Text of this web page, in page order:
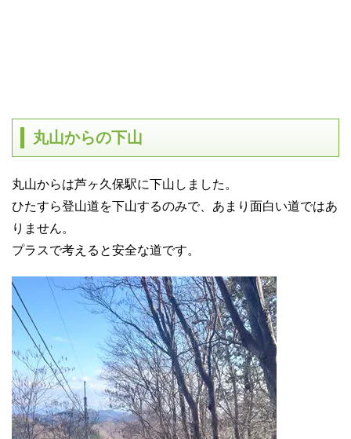
丸山からの下山
丸山からは芦ヶ久保駅に下山しました。
ひたすら登山道を下山するのみで、あまり面白い道ではあ
りません。
プラスで考えると安全な道です。